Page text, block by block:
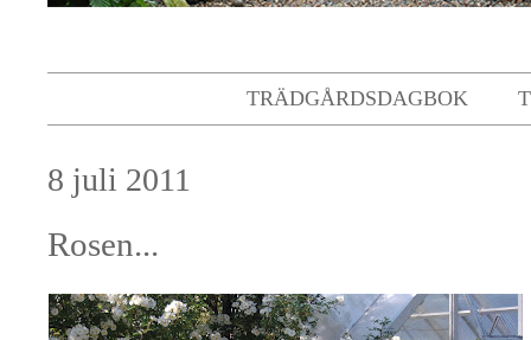
TRÄDGÅRDSDAGBOK
8 juli 2011
Rosen...